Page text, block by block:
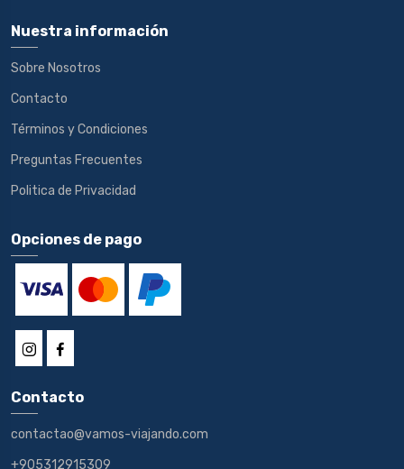
Nuestra información
Sobre Nosotros
Contacto
Términos y Condiciones
Preguntas Frecuentes
Politica de Privacidad
Opciones de pago
Contacto
contactao@vamos-viajando.com
+905312915309